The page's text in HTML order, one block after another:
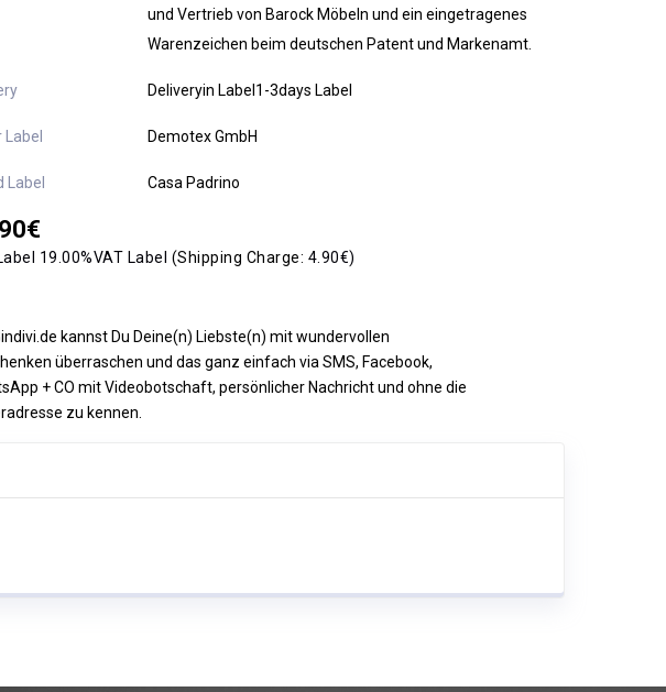
und Vertrieb von Barock Möbeln und ein eingetragenes
Warenzeichen beim deutschen Patent und Markenamt.
Deliveryin Label1-3days Label
Label Demotex GmbH
Label Casa Padrino
19.00%VAT Label (Shipping Charge: 4.90€)
kannst Du Deine(n) Liebste(n) mit wundervollen
überraschen und das ganz einfach via SMS, Facebook,
+ CO mit Videobotschaft, persönlicher Nachricht und ohne die
zu kennen.